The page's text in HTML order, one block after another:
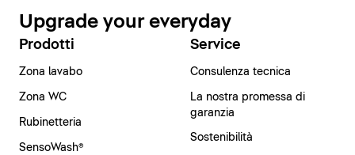
Upgrade your everyday
Prodotti
Zona lavabo
Zona WC
Rubinetteria
SensoWash®
Service
Consulenza tecnica
La nostra promessa di
garanzia
Sostenibilità